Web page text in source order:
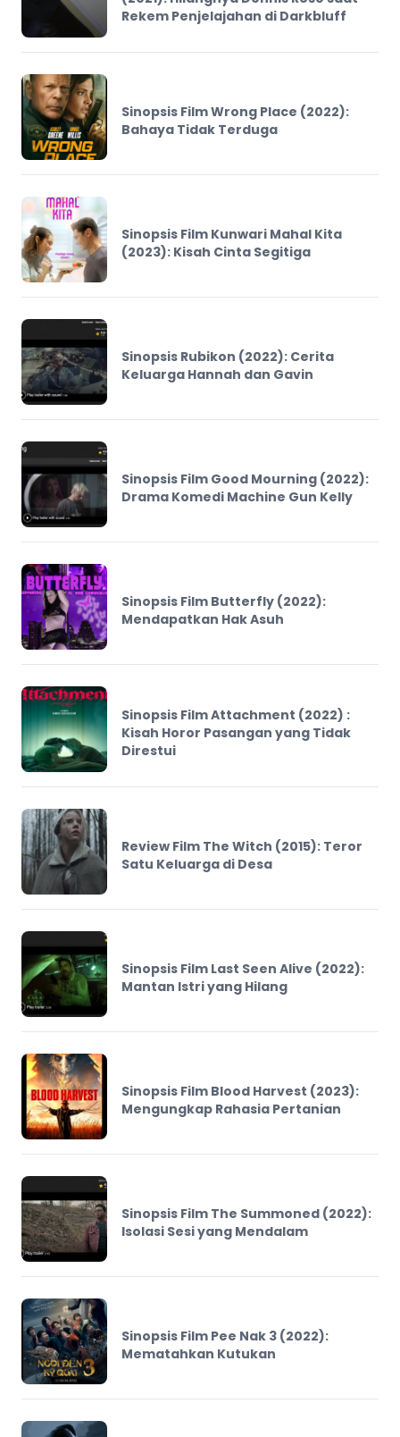
Rekem Penjelajahan di Darkbluff
Sinopsis Film Wrong Place (2022):
Bahaya Tidak Terduga
Sinopsis Film Kunwari Mahal Kita
(2023): Kisah Cinta Segitiga
Sinopsis Rubikon (2022): Cerita
Keluarga Hannah dan Gavin
Sinopsis Film Good Mourning (2022):
Drama Komedi Machine Gun Kelly
Sinopsis Film Butterfly (2022):
Mendapatkan Hak Asuh
Sinopsis Film Attachment (2022) :
Kisah Horor Pasangan yang Tidak
Direstui
Review Film The Witch (2015): Teror
Satu Keluarga di Desa
Sinopsis Film Last Seen Alive (2022):
Mantan Istri yang Hilang
Sinopsis Film Blood Harvest (2023):
Mengungkap Rahasia Pertanian
Sinopsis Film The Summoned (2022):
Isolasi Sesi yang Mendalam
Sinopsis Film Pee Nak 3 (2022):
Mematahkan Kutukan